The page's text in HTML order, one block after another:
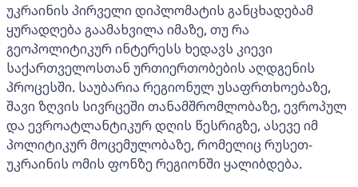
უკრაინის პირველი დიპლომატის განცხადებამ
ყურადღება გაამახვილა იმაზე, თუ რა
გეოპოლიტიკურ ინტერესს ხედავს კიევი
საქართველოსთან ურთიერთობების აღდგენის
პროცესში. საუბარია რეგიონულ უსაფრთხოებაზე,
შავი ზღვის სივრცეში თანამშრომლობაზე, ევროპულ
და ევროატლანტიკურ დღის წესრიგზე, ასევე იმ
პოლიტიკურ მოცემულობაზე, რომელიც რუსეთ-
უკრაინის ომის ფონზე რეგიონში ყალიბდება.